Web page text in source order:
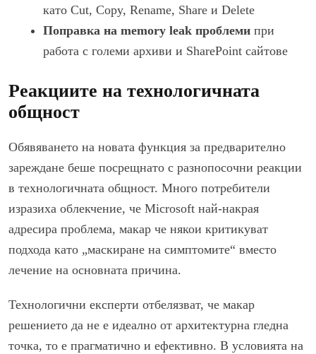
като Cut, Copy, Rename, Share и Delete
Поправка на memory leak проблеми при
работа с големи архиви и SharePoint сайтове
Реакциите на технологичната
общност
Обявяването на новата функция за предварително
зареждане беше посрещнато с разнопосочни реакции
в технологичната общност. Много потребители
изразиха облекчение, че Microsoft най-накрая
адресира проблема, макар че някои критикуват
подхода като „маскиране на симптомите“ вместо
лечение на основната причина.
Технологични експерти отбелязват, че макар
решението да не е идеално от архитектурна гледна
точка, то е прагматично и ефективно. В условията на